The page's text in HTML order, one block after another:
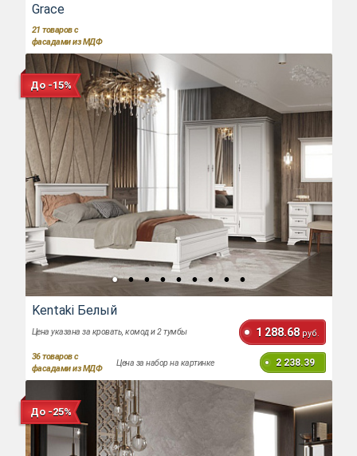
Grace
21 товаров с
фасадами из МДФ
До -15%
Kentaki Белый
Цена указана за кровать, комод и 2 тумбы 1 288.68 руб.
36товаров с
фасадами из МДФ
Цена за набор на картинке 2 238.39
До -25%